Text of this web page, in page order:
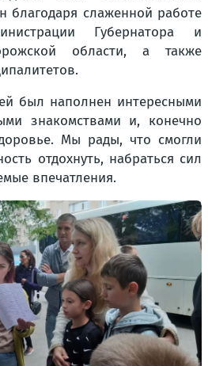
благодаря слаженной работе
Губернатора и
области, а также
был наполнен интересными
знакомствами и, конечно
Мы рады, что смогли
отдохнуть, набраться сил
впечатления.